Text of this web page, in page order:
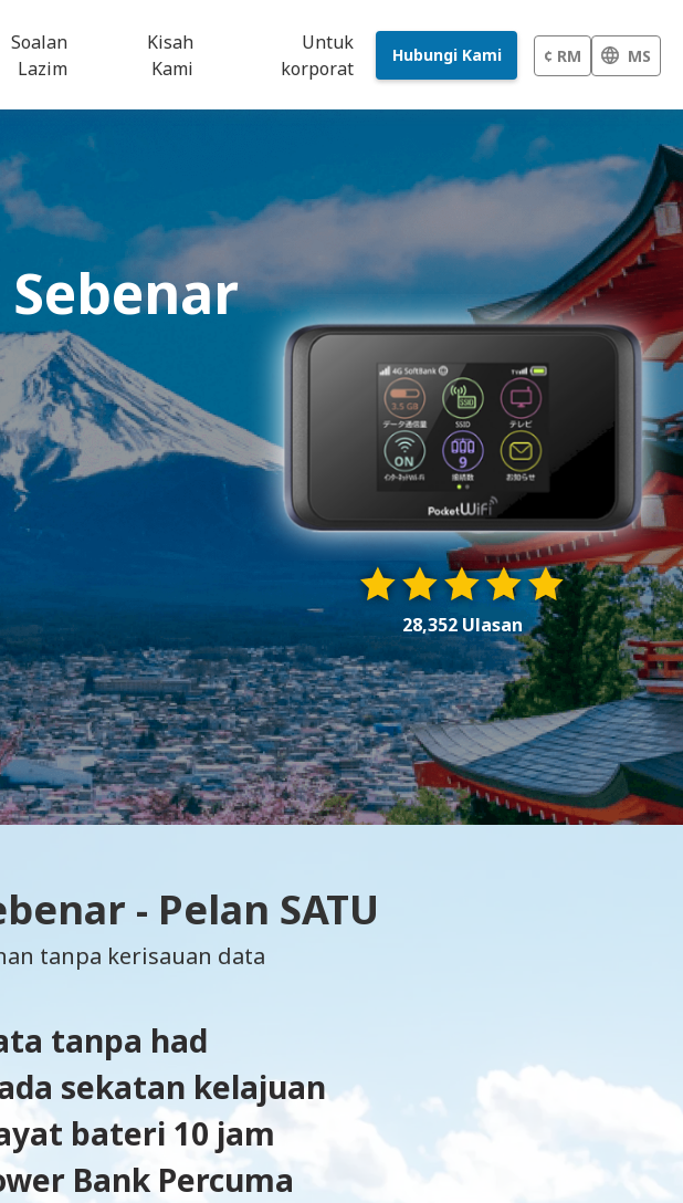
Soalan
Lazim
Kisah
Kami
Untuk
korporat
Hubungi Kami ¢ RM MS
28,352 Ulasan
- Pelan SATU
tanpa kerisauan data
tanpa had
sekatan kelajuan
bateri 10 jam
Bank Percuma